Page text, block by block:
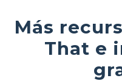
Más
That e